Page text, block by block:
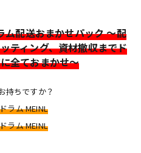
ム配送おまかせパック ～配
ティング、資材撤収までド
全ておまかせ～
持ちですか？
ラム MEINL
ラム MEINL